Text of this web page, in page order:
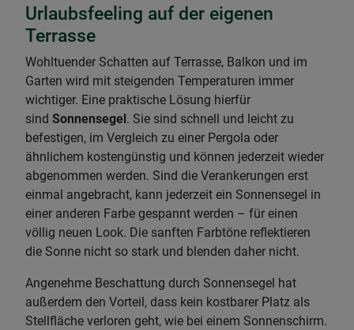
Urlaubsfeeling auf der eigenen
Terrasse
Wohltuender Schatten auf Terrasse, Balkon und im
Garten wird mit steigenden Temperaturen immer
wichtiger. Eine praktische Lösung hierfür
sind Sonnensegel. Sie sind schnell und leicht zu
befestigen, im Vergleich zu einer Pergola oder
ähnlichem kostengünstig und können jederzeit wieder
abgenommen werden. Sind die Verankerungen erst
einmal angebracht, kann jederzeit ein Sonnensegel in
einer anderen Farbe gespannt werden – für einen
völlig neuen Look. Die sanften Farbtöne reflektieren
die Sonne nicht so stark und blenden daher nicht.
Angenehme Beschattung durch Sonnensegel hat
außerdem den Vorteil, dass kein kostbarer Platz als
Stellfläche verloren geht, wie bei einem Sonnenschirm.